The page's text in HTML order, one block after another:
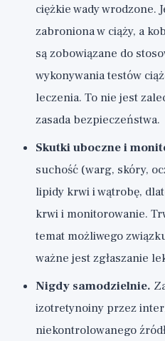
ciężkie wady wrodzone.
zabroniona w ciąży, a
są zobowiązane do
wykonywania testów
leczenia. To nie jest
zasada bezpieczeństwa.
Skutki uboczne i
suchość (warg, skóry,
lipidy krwi i wątrobę,
krwi i monitorowanie.
temat możliwego
ważne jest zgłaszanie
Nigdy samodzielnie.
izotretynoiny przez
niekontrolowanego